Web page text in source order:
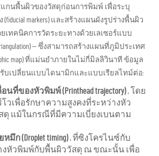
แกนพื้นผิวของวัสดุก่อนการพิมพ์ เพื่อระบุ
(fiducial markers) และสร้างแผนผังรูปร่างพื้นผิว
ด้วยเทคนิคการวัดระยะทางด้วยเลเซอร์แบบ
— ซึ่งสามารถสร้างแผนที่ภูมิประเทศ
map) ที่แม่นยำภายในไม่กี่มิลลิวินาที ข้อมูล
บเปลี่ยนแบบไดนามิกและแบบเรียลไทม์ต่อ:
นที่ของหัวพิมพ์ (Printhead trajectory), โดย
โวเพื่อรักษาความสูงคงที่ระหว่างหัว
แม้ในกรณีที่มีความเบี่ยงเบนตาม
ก (Droplet timing), ที่ซิงโครไนซ์กับ
งหัวพิมพ์กับพื้นผิววัสดุ ณ ขณะนั้น เพื่อ